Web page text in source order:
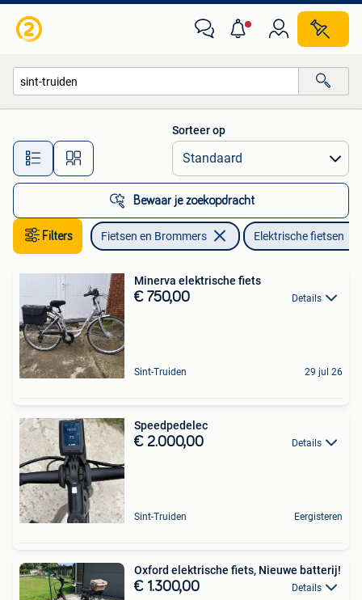
Alle afstanden…
Sorteer op
Bewaar je zoekopdracht
Filters Fietsen en Brommers Elektrische fietsen
Minerva elektrische fiets
€ 750,00 Details
Sint-Truiden 29 jul 26
Speedpedelec
€ 2.000,00 Details
Sint-Truiden Eergisteren
Oxford elektrische fiets, Nieuwe batterij!
€ 1.300,00 Details